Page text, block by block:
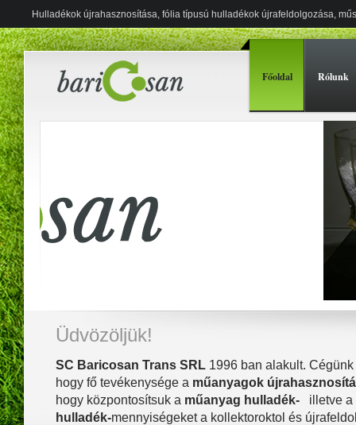
Hulladékok újrahasznosítása, fólia típusú hulladékok újrafeldolgozása,
Főoldal Rólunk
Üdvözöljük!
SC Baricosan Trans SRL 1996 ban alakult.
hogy fő tevékenysége a műanyagok
hogy központosítsuk a műanyag hulladék- illetve a
hulladék-mennyiségeket a kollektoroktol és